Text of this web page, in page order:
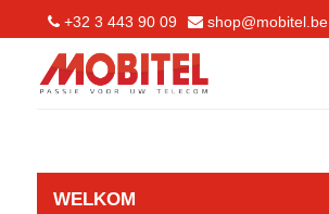
+32 3 443 90 09 shop@mobitel.be
WELKOM